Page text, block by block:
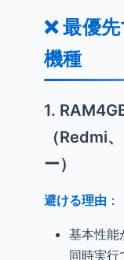
❌ 最優
機種
1.
（Redmi
ー）
避ける理由 ：
基本性能
同時実行